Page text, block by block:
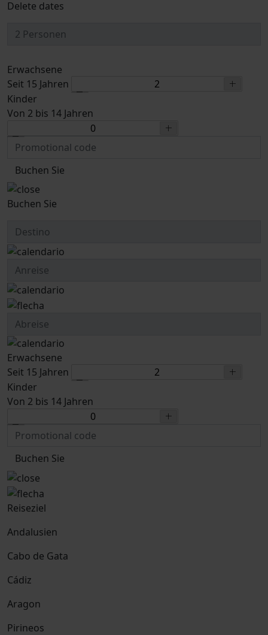
Delete dates
Erwachsene
Seit 15 Jahren
Kinder
Von 2 bis 14 Jahren
Buchen Sie
Buchen Sie
Erwachsene
Seit 15 Jahren
Kinder
Von 2 bis 14 Jahren
Buchen Sie
Reiseziel
Andalusien
Cabo de Gata
Cádiz
Aragon
Pirineos